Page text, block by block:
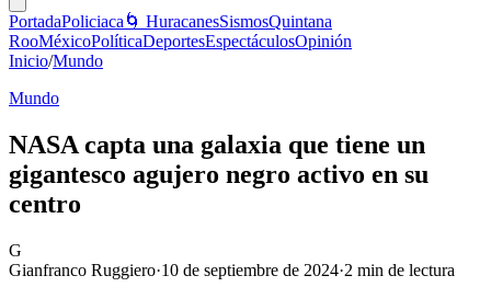
PortadaPoliciaca 🌀 HuracanesSismosQuintana
RooMéxicoPolíticaDeportesEspectáculosOpinión
Inicio/Mundo
Mundo
NASA capta una galaxia que tiene un
gigantesco agujero negro activo en su
centro
G
Gianfranco Ruggiero·10 de septiembre de 2024·2 min de lectura